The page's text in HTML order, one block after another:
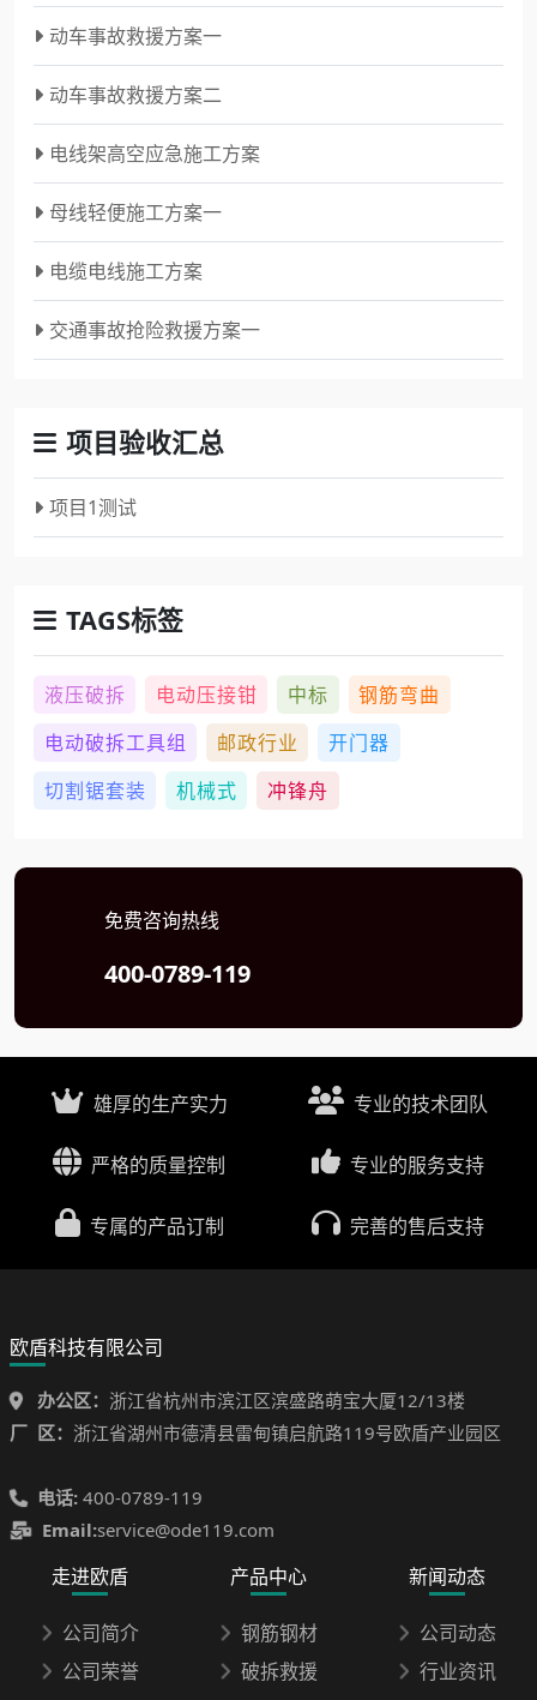
动车事故救援方案一
动车事故救援方案二
电线架高空应急施工方案
母线轻便施工方案一
电缆电线施工方案
交通事故抢险救援方案一
项目验收汇总
项目1测试
TAGS标签
液压破拆 电动压接钳 中标
钢筋弯曲
电动破拆工具组
邮政行业
开门器
切割锯套装
机械式 冲锋舟
免费咨询热线
400-0789-119
雄厚的生产实力 专业的技术团队
严格的质量控制 专业的服务支持
专属的产品订制 完善的售后支持
欧盾科技有限公司
办公区： 浙江省杭州市滨江区滨盛路萌宝大厦12/13楼
厂 区： 浙江省湖州市德清县雷甸镇启航路119号欧盾产业园区
电话: 400-0789-119
Email:service@ode119.com
走进欧盾
公司简介
公司荣誉
产品中心
钢筋钢材
破拆救援
新闻动态
公司动态
行业资讯